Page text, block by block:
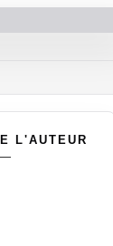
L'AUTEUR